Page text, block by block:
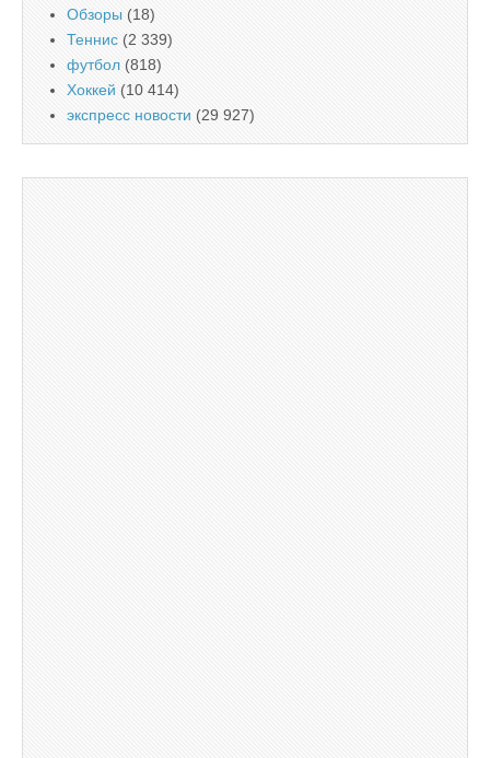
Обзоры (18)
Теннис (2 339)
футбол (818)
Хоккей (10 414)
экспресс новости (29 927)